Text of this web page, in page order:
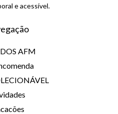
e acessível.
AFM